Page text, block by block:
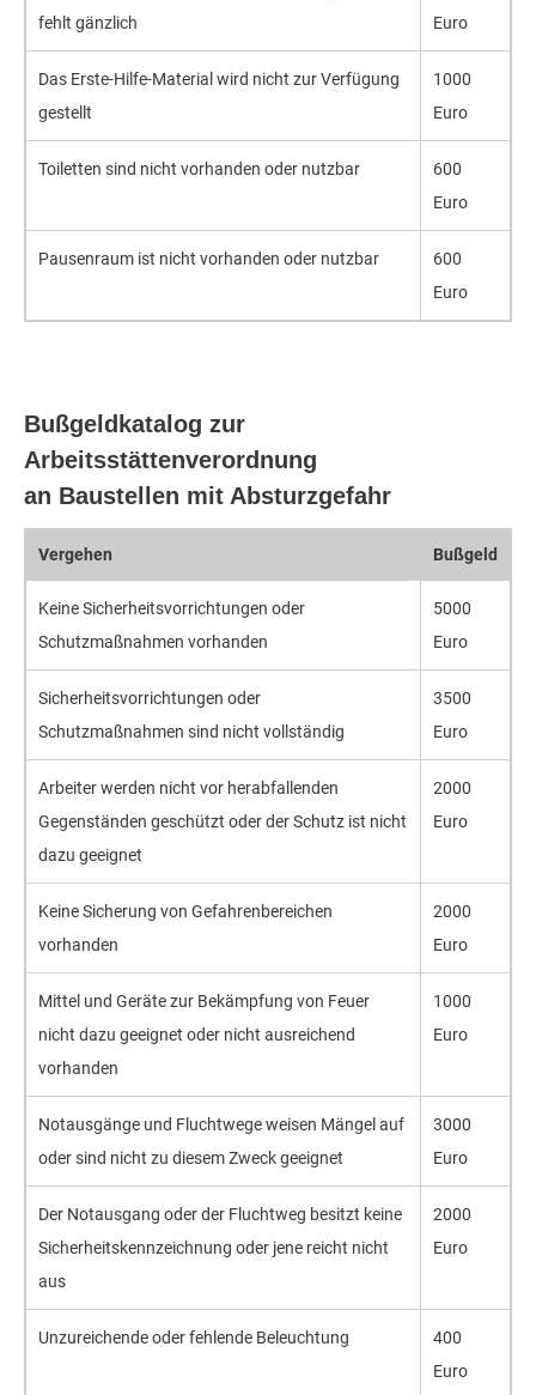
fehlt gänzlich
Euro
Das Erste-Hilfe-Material wird nicht zur Verfügung
gestellt
1000
Euro
Toiletten sind nicht vorhanden oder nutzbar
600
Euro
Pausenraum ist nicht vorhanden oder nutzbar
600
Euro
Bußgeldkatalog zur
Arbeitsstättenverordnung
an Baustellen mit Absturzgefahr
Vergehen Bußgeld
Keine Sicherheitsvorrichtungen oder
Schutzmaßnahmen vorhanden
5000
Euro
Sicherheitsvorrichtungen oder
Schutzmaßnahmen sind nicht vollständig
3500
Euro
Arbeiter werden nicht vor herabfallenden
Gegenständen geschützt oder der Schutz ist nicht
dazu geeignet
2000
Euro
Keine Sicherung von Gefahrenbereichen
vorhanden
2000
Euro
Mittel und Geräte zur Bekämpfung von Feuer
nicht dazu geeignet oder nicht ausreichend
vorhanden
1000
Euro
Notausgänge und Fluchtwege weisen Mängel auf
oder sind nicht zu diesem Zweck geeignet
3000
Euro
Der Notausgang oder der Fluchtweg besitzt keine
Sicherheitskennzeichnung oder jene reicht nicht
aus
2000
Euro
Unzureichende oder fehlende Beleuchtung
400
Euro